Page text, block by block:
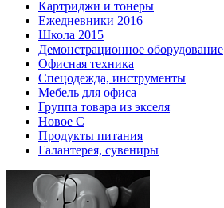
Картриджи и тонеры
Ежедневники 2016
Школа 2015
Демонстрационное оборудование
Офисная техника
Спецодежда, инструменты
Мебель для офиса
Группа товара из экселя
Новое С
Продукты питания
Галантерея, сувениры